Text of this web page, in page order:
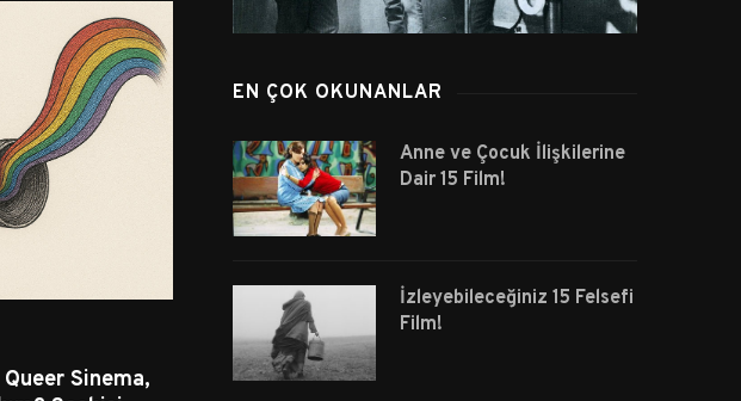
Sinema,
EN ÇOK OKUNANLAR
Anne ve Çocuk İlişkilerine
Dair 15 Film!
İzleyebileceğiniz 15 Felsefi
Film!